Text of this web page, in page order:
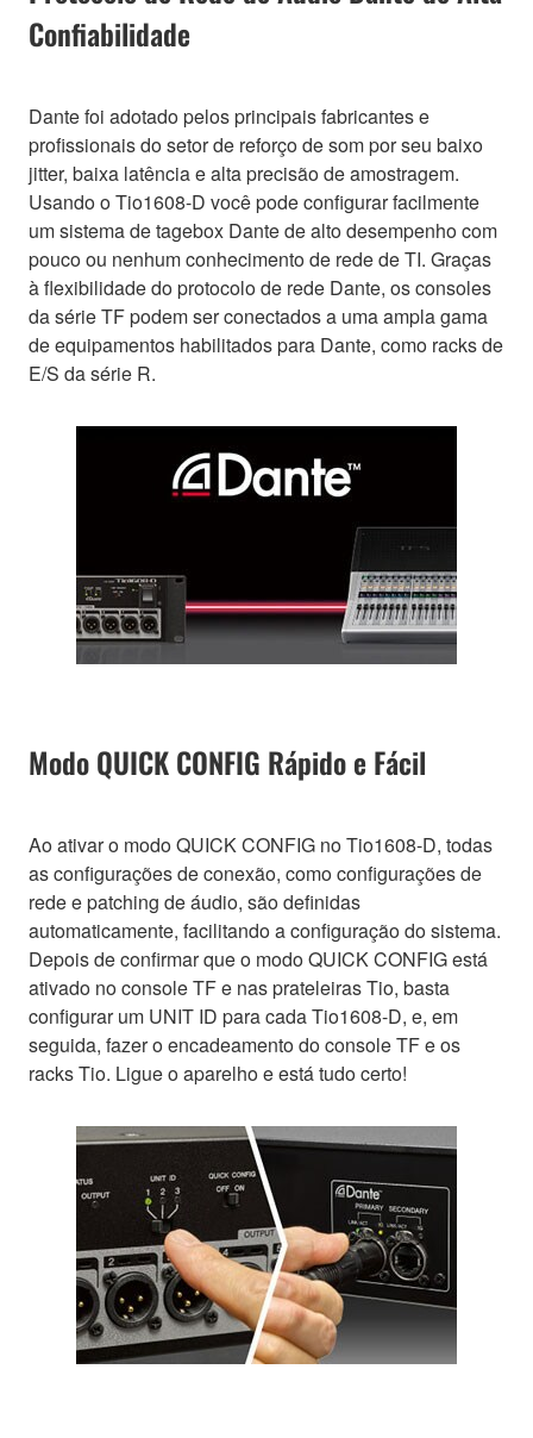
Confiabilidade
Dante foi adotado pelos principais fabricantes e
profissionais do setor de reforço de som por seu baixo
jitter, baixa latência e alta precisão de amostragem.
Usando o Tio1608-D você pode configurar facilmente
um sistema de tagebox Dante de alto desempenho com
pouco ou nenhum conhecimento de rede de TI. Graças
à flexibilidade do protocolo de rede Dante, os consoles
da série TF podem ser conectados a uma ampla gama
de equipamentos habilitados para Dante, como racks de
E/S da série R.
Modo QUICK CONFIG Rápido e Fácil
Ao ativar o modo QUICK CONFIG no Tio1608-D, todas
as configurações de conexão, como configurações de
rede e patching de áudio, são definidas
automaticamente, facilitando a configuração do sistema.
Depois de confirmar que o modo QUICK CONFIG está
ativado no console TF e nas prateleiras Tio, basta
configurar um UNIT ID para cada Tio1608-D, e, em
seguida, fazer o encadeamento do console TF e os
racks Tio. Ligue o aparelho e está tudo certo!